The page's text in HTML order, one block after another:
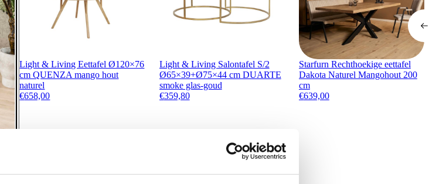
Light & Living Eettafel Ø120×76
cm QUENZA mango hout
naturel
€658,00
Light & Living Salontafel S/2
Ø65×39+Ø75×44 cm DUARTE
smoke glas-goud
€359,80
Starfurn Rechthoekige eettafel
Dakota Naturel Mangohout 200
cm
€639,00